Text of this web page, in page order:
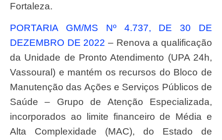
Fortaleza.
PORTARIA GM/MS Nº 4.737, DE 30 DE
DEZEMBRO DE 2022 – Renova a qualificação
da Unidade de Pronto Atendimento (UPA 24h,
Vassoural) e mantém os recursos do Bloco de
Manutenção das Ações e Serviços Públicos de
Saúde – Grupo de Atenção Especializada,
incorporados ao limite financeiro de Média e
Alta Complexidade (MAC), do Estado de